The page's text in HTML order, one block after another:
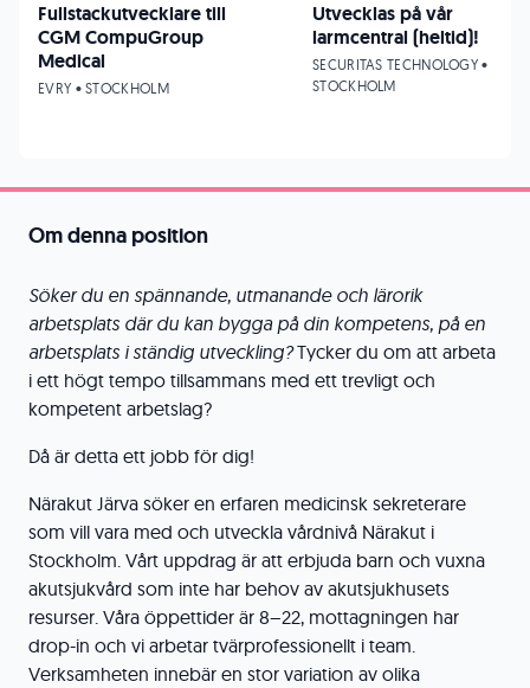
Om denna position
Söker du en spännande, utmanande och lärorik
arbetsplats där du kan bygga på din kompetens, på en
arbetsplats i ständig utveckling?Tycker du om att arbeta
i ett högt tempo tillsammans med ett trevligt och
kompetent arbetslag?
Då är detta ett jobb för dig!
Närakut Järva söker en erfaren medicinsk sekreterare
som vill vara med och utveckla vårdnivå Närakut i
Stockholm. Vårt uppdrag är att erbjuda barn och vuxna
akutsjukvård som inte har behov av akutsjukhusets
resurser. Våra öppettider är 8–22, mottagningen har
drop-in och vi arbetar tvärprofessionellt i team.
Verksamheten innebär en stor variation av olika
Fullstackutvecklare till
CGM CompuGroup
Medical
EVRY • STOCKHOLM
Utvecklas på vår
larmcentral (heltid)!
SECURITAS TECHNOLOGY •
STOCKHOLM